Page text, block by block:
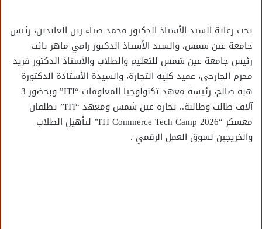
تحت رعاية السيد الأستاذ الدكتور محمد ضياء زين العابدين، رئيس
جامعة عين شمس، والسيد الأستاذ الدكتور رامي ماهر نائب
رئيس جامعة عين شمس للتعليم والطلاب والأستاذ الدكتور فريد
محرم الجارحي، عميد كلية التجارة، والسيدة الأستاذة الدكتورة
هبة صالح، رئيسة معهد تكنولوجيا المعلومات “ITI” وبحضور 3
آلاف طالب وطالبة.. تجارة عين شمس ومعهد “ITI” يطلقان
معسكر “ITI Commerce Tech Camp 2026” لتأهيل الطلاب
والخريجين لسوق العمل الرقمي .